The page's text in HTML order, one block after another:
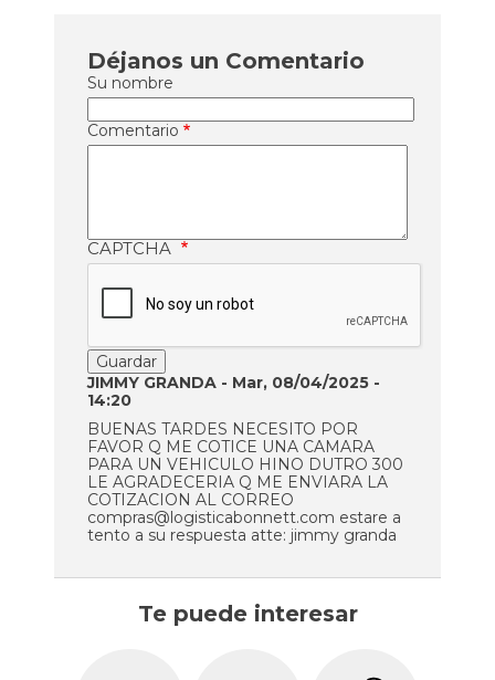
Déjanos un Comentario
Su nombre
Comentario
CAPTCHA
JIMMY GRANDA - Mar, 08/04/2025 -
14:20
BUENAS TARDES NECESITO POR
FAVOR Q ME COTICE UNA CAMARA
PARA UN VEHICULO HINO DUTRO 300
LE AGRADECERIA Q ME ENVIARA LA
COTIZACION AL CORREO
compras@logisticabonnett.com estare a
tento a su respuesta atte: jimmy granda
Te puede interesar